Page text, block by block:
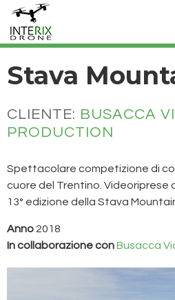
Stava
CLIENTE: BUSACCA
PRODUCTION
Spettacolare competizione di
cuore del Trentino. Videoriprese
13° edizione della Stava
Anno 2018
In collaborazione conBusacca